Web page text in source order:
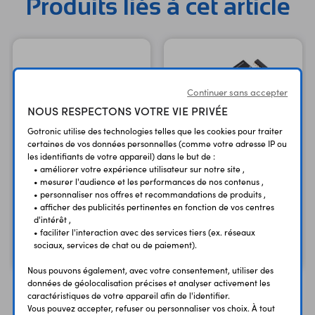
Produits liés à cet article
Arduino Uno R3
A000066
23,90 €
19,92 € Code : 25950
Carte de commande
moteurs 3543
pour plateforme Romi
37,20 €
31,00 €
Continuer sans accepter
NOUS RESPECTONS VOTRE VIE PRIVÉE
Gotronic utilise des technologies telles que les cookies pour traiter
certaines de vos données personnelles (comme votre adresse IP ou
les identifiants de votre appareil) dans le but de :
• améliorer votre expérience utilisateur sur notre site ,
• mesurer l'audience et les performances de nos contenus ,
• personnaliser nos offres et recommandations de produits ,
• afficher des publicités pertinentes en fonction de vos centres
d'intérêt ,
• faciliter l'interaction avec des services tiers (ex. réseaux
sociaux, services de chat ou de paiement).
Nous pouvons également, avec votre consentement, utiliser des
données de géolocalisation précises et analyser activement les
caractéristiques de votre appareil afin de l'identifier.
Vous pouvez accepter, refuser ou personnaliser vos choix. À tout